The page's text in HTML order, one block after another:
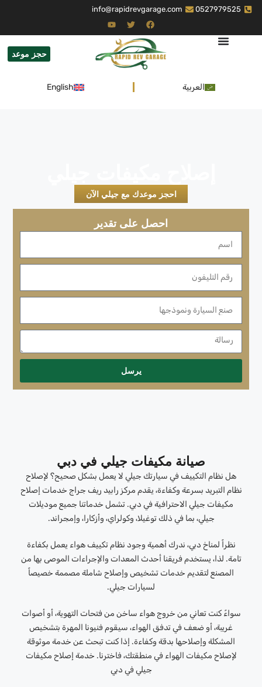
0527979525
info@rapidrevgarage.com
حجز موعد
العربية English
احجز موعدك مع جيلي الآن
احصل على تقدير
يرسل
صيانة مكيفات جيلي في دبي
هل نظام التكييف في سيارتك جيلي لا يعمل بشكل صحيح؟ لإصلاح
نظام التبريد بسرعة وكفاءة، يقدم مركز رابيد ريف جراج خدمات إصلاح
مكيفات جيلي الاحترافية في دبي. تشمل خدماتنا جميع موديلات
جيلي، بما في ذلك توغيلا، وكولراي، وأزكارا، وإمجراند.
نظراً لمناخ دبي، ندرك أهمية وجود نظام تكييف هواء يعمل بكفاءة
تامة. لذا، يستخدم فريقنا أحدث المعدات والإجراءات الموصى بها من
المصنع لتقديم خدمات تشخيص وإصلاح شاملة مصممة خصيصاً
لسيارات جيلي.
سواءً كنت تعاني من خروج هواء ساخن من فتحات التهوية، أو أصوات
غريبة، أو ضعف في تدفق الهواء، سيقوم فنيونا المهرة بتشخيص
المشكلة وإصلاحها بدقة وكفاءة. إذا كنت تبحث عن خدمة موثوقة
لإصلاح مكيفات الهواء في منطقتك، فاخترنا. خدمة إصلاح مكيفات
جيلي في دبي